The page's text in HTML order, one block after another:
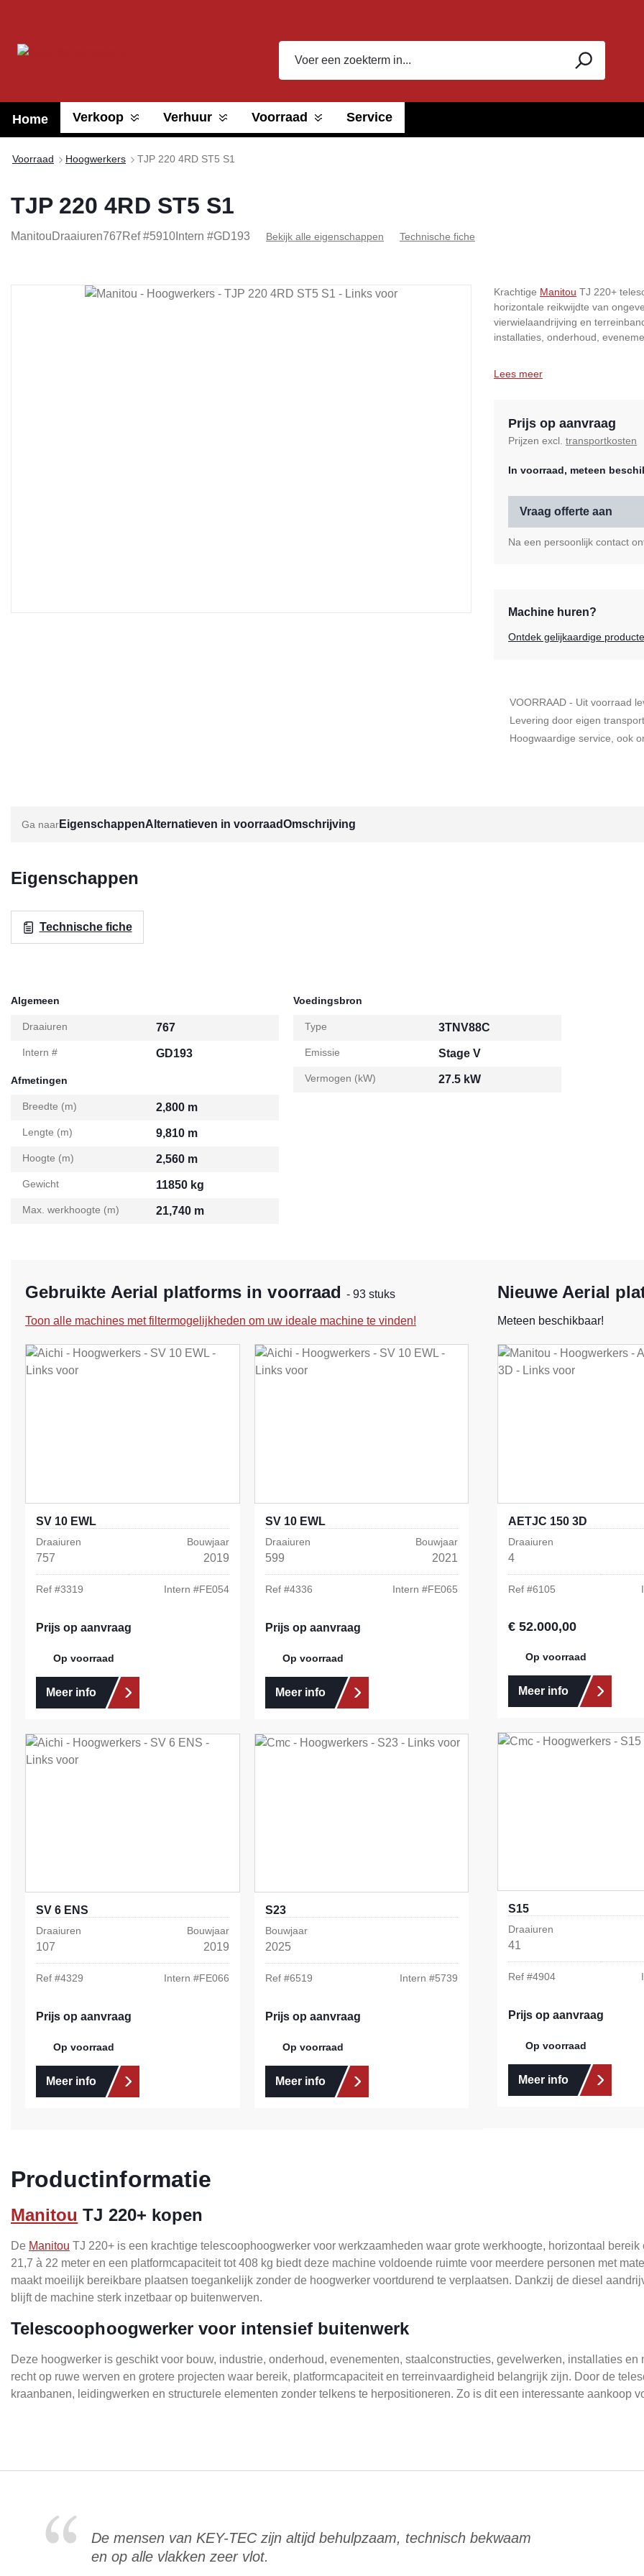
Home Verkoop Verhuur Voorraad Service
Voorraad Hoogwerkers TJP 220 4RD ST5 S1
TJP 220 4RD ST5 S1
ManitouDraaiuren767Ref #5910 Intern #GD193 Bekijk alle eigenschappen Technische fiche
Afbeeldingengalerij overslaan Krachtige Manitou TJ 220+
horizontale reikwijdte van
vierwielaandrijving en
installaties, onderhoud,
Lees meer
Prijs op aanvraag
Prijzen excl. transportkosten
In voorraad, meteen
Vraag offerte aan
Na een persoonlijk contact
Machine huren?
Ontdek gelijkaardige
VOORRAAD - Uit voorraad
Levering door eigen transport
Hoogwaardige service, ook
EigenschappenAlternatieven in voorraadOmschrijving
Eigenschappen
Technische fiche
Algemeen
Draaiuren 767
Intern # GD193
Afmetingen
Breedte (m) 2,800 m
Lengte (m) 9,810 m
Hoogte (m) 2,560 m
Gewicht 11850 kg
Max. werkhoogte (m) 21,740 m
Voedingsbron
Type 3TNV88C
Emissie Stage V
Vermogen (kW) 27.5 kW
Gebruikte Aerial platforms in voorraad - 93 stuks
Toon alle machines met filtermogelijkheden om uw ideale machine te vinden!
SV 10 EWL
Draaiuren
757
Bouwjaar
2019
Ref #3319 Intern #FE054
Prijs op aanvraag
Op voorraad
Meer info
SV 10 EWL
Draaiuren
599
Bouwjaar
2021
Ref #4336 Intern #FE065
Prijs op aanvraag
Op voorraad
Meer info
SV 6 ENS
Draaiuren
107
Bouwjaar
2019
Ref #4329 Intern #FE066
Prijs op aanvraag
Op voorraad
Meer info
S23
Bouwjaar
2025
Ref #6519 Intern #5739
Prijs op aanvraag
Op voorraad
Meer info
Nieuwe Aerial
Meteen beschikbaar!
AETJC 150 3D
Draaiuren
4
Ref #6105
Normale prijs:
€ 52.000,00
Op voorraad
Meer info
S15
Draaiuren
41
Ref #4904
Prijs op aanvraag
Op voorraad
Meer info
Productinformatie
Manitou TJ 220+ kopen
De Manitou TJ 220+ is een krachtige telescoophoogwerker voor werkzaamheden waar grote werkhoogte, horizontaal
21,7 à 22 meter en een platformcapaciteit tot 408 kg biedt deze machine voldoende ruimte voor meerdere personen met
maakt moeilijk bereikbare plaatsen toegankelijk zonder de hoogwerker voortdurend te verplaatsen. Dankzij de diesel
blijft de machine sterk inzetbaar op buitenwerven.
Telescoophoogwerker voor intensief buitenwerk
Deze hoogwerker is geschikt voor bouw, industrie, onderhoud, evenementen, staalconstructies, gevelwerken, installaties en
recht op ruwe werven en grotere projecten waar bereik, platformcapaciteit en terreinvaardigheid belangrijk zijn. Door de
kraanbanen, leidingwerken en structurele elementen zonder telkens te herpositioneren. Zo is dit een interessante aankoop
De mensen van KEY-TEC zijn altijd behulpzaam, technisch bekwaam
en op alle vlakken zeer vlot.